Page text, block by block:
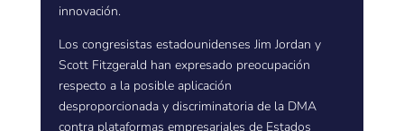
innovación.
Los congresistas estadounidenses Jim Jordan y
Scott Fitzgerald han expresado preocupación
respecto a la posible aplicación
desproporcionada y discriminatoria de la DMA
contra plataformas empresariales de Estados